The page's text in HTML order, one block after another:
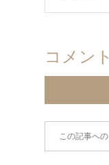
コメント
この記事へ